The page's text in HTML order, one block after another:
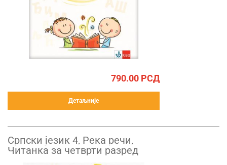
790.00 РСД
Детаљније
Српски језик 4, Река речи,
Читанка за четврти разред